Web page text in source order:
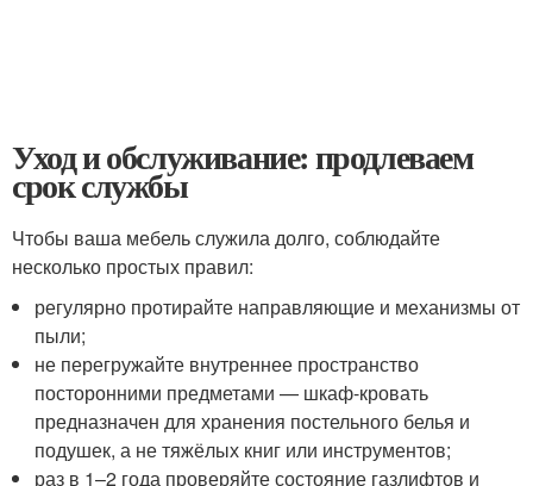
Уход и обслуживание: продлеваем
срок службы
Чтобы ваша мебель служила долго, соблюдайте
несколько простых правил:
регулярно протирайте направляющие и механизмы от
пыли;
не перегружайте внутреннее пространство
посторонними предметами — шкаф-кровать
предназначен для хранения постельного белья и
подушек, а не тяжёлых книг или инструментов;
раз в 1–2 года проверяйте состояние газлифтов и